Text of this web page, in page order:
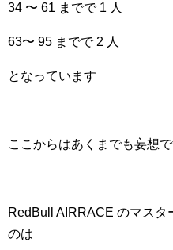
34 〜 61 までで 1 人
63〜 95 までで 2 人
となっています
ここからはあくまでも妄想
RedBull AIRRACE のマスタ
のは